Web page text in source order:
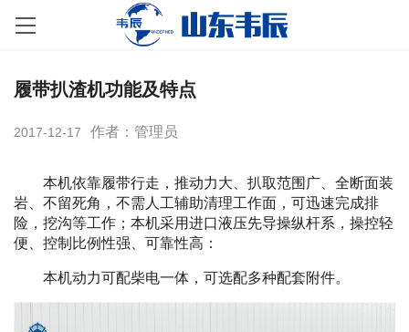
履带扒渣机功能及特点
2017-12-17 作者：管理员
本机依靠履带行走，推动力大、扒取范围广、全断面装
岩、不留死角，不需人工辅助清理工作面，可迅速完成排
险，挖沟等工作；本机采用进口液压先导操纵杆系，操控轻
便、控制比例性强、可靠性高：
本机动力可配柴电一体，可选配多种配套附件。